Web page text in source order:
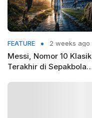
FEATURE 2 weeks ago
Messi, Nomor 10 Klasik
Terakhir di Sepakbola